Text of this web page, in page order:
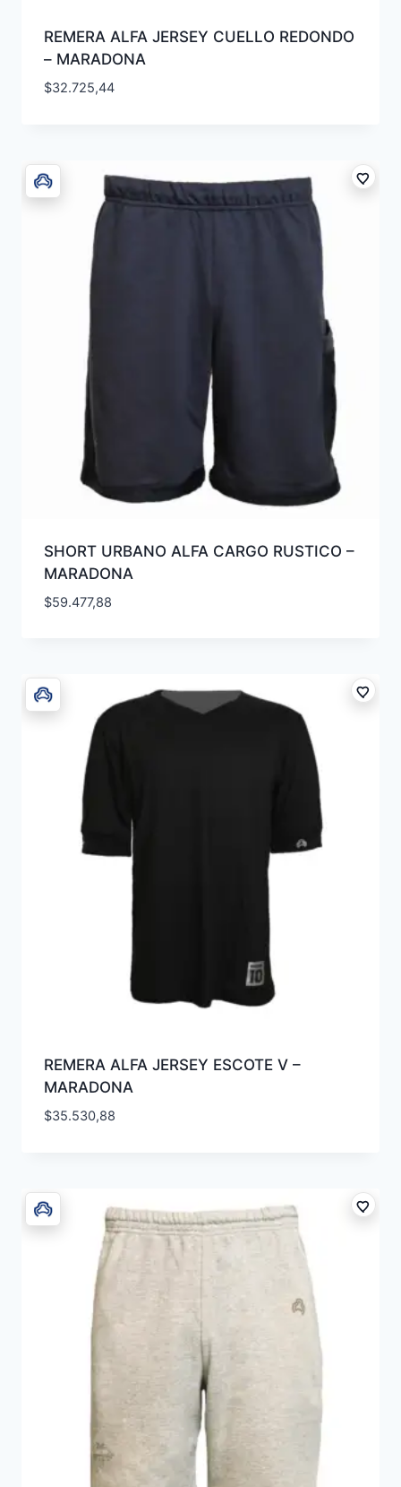
REMERA ALFA JERSEY CUELLO REDONDO
– MARADONA
$32.725,44
SHORT URBANO ALFA CARGO RUSTICO –
MARADONA
$59.477,88
REMERA ALFA JERSEY ESCOTE V –
MARADONA
$35.530,88